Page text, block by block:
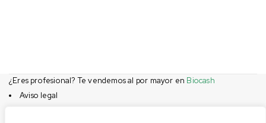
¿Eres profesional? Te vendemos al por mayor en Biocash
Aviso legal